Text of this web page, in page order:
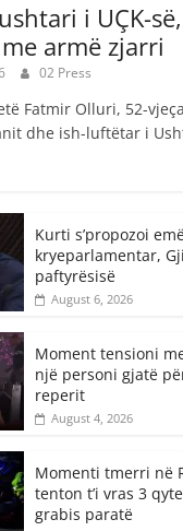
i UÇK-
armë zjarri
02 Press
Fatmir Olluri, 52-
dhe ish-luftëtar i
Kurti s’propozoi
kryeparlamentar,
paftyrësisë
August 6, 2026
Moment tensioni
një personi gjatë
reperit
August 4, 2026
Momenti tmerri në
tenton t’i vras 3
grabis paratë